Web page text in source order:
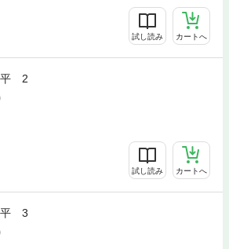
試し読み カートへ
平 2
試し読み カートへ
平 3